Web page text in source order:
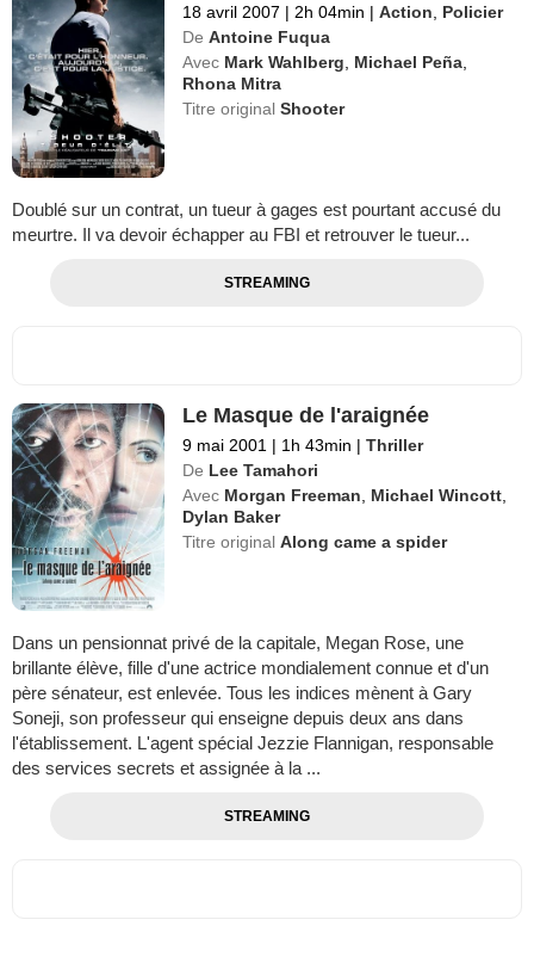
18 avril 2007 | 2h 04min | Action
Policier
De Antoine Fuqua
Avec Mark Wahlberg Michael Peña
Rhona Mitra
Titre originalShooter
Doublé sur un contrat, un tueur à gages est pourtant accusé du
meurtre. Il va devoir échapper au FBI et retrouver le tueur...
STREAMING
Le Masque de l'araignée
9 mai 2001 | 1h 43min | Thriller
De Lee Tamahori
Avec Morgan Freeman Michael Wincott
Dylan Baker
Titre originalAlong came a spider
Dans un pensionnat privé de la capitale, Megan Rose, une
brillante élève, fille d'une actrice mondialement connue et d'un
père sénateur, est enlevée. Tous les indices mènent à Gary
Soneji, son professeur qui enseigne depuis deux ans dans
l'établissement. L'agent spécial Jezzie Flannigan, responsable
des services secrets et assignée à la ...
STREAMING